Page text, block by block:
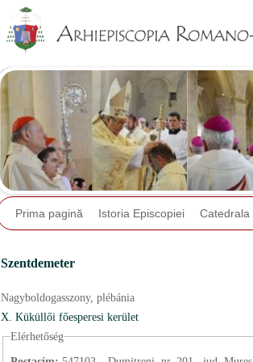
Prima pagină Istoria Episcopiei Catedrala
Szentdemeter
Nagyboldogasszony, plébánia
X. Küküllői főesperesi kerület
Elérhetőség